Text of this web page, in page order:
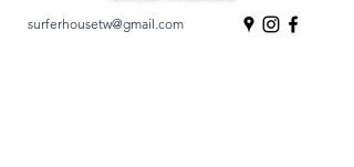
surferhousetw@gmail.com